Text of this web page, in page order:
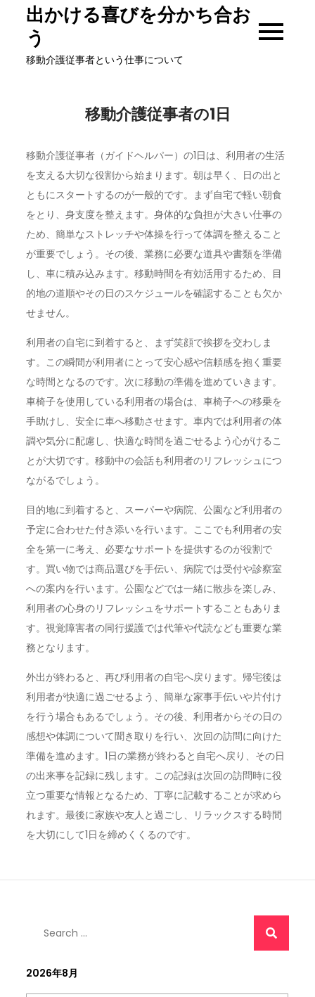
content
出かける喜びを分かち合お
う
移動介護従事者という仕事について
移動介護従事者の1日
移動介護従事者（ガイドヘルパー）の1日は、利用者の生活
を支える大切な役割から始まります。朝は早く、日の出と
ともにスタートするのが一般的です。まず自宅で軽い朝食
をとり、身支度を整えます。身体的な負担が大きい仕事の
ため、簡単なストレッチや体操を行って体調を整えること
が重要でしょう。その後、業務に必要な道具や書類を準備
し、車に積み込みます。移動時間を有効活用するため、目
的地の道順やその日のスケジュールを確認することも欠か
せません。
利用者の自宅に到着すると、まず笑顔で挨拶を交わしま
す。この瞬間が利用者にとって安心感や信頼感を抱く重要
な時間となるのです。次に移動の準備を進めていきます。
車椅子を使用している利用者の場合は、車椅子への移乗を
手助けし、安全に車へ移動させます。車内では利用者の体
調や気分に配慮し、快適な時間を過ごせるよう心がけるこ
とが大切です。移動中の会話も利用者のリフレッシュにつ
ながるでしょう。
目的地に到着すると、スーパーや病院、公園など利用者の
予定に合わせた付き添いを行います。ここでも利用者の安
全を第一に考え、必要なサポートを提供するのが役割で
す。買い物では商品選びを手伝い、病院では受付や診察室
への案内を行います。公園などでは一緒に散歩を楽しみ、
利用者の心身のリフレッシュをサポートすることもありま
す。視覚障害者の同行援護では代筆や代読なども重要な業
務となります。
外出が終わると、再び利用者の自宅へ戻ります。帰宅後は
利用者が快適に過ごせるよう、簡単な家事手伝いや片付け
を行う場合もあるでしょう。その後、利用者からその日の
感想や体調について聞き取りを行い、次回の訪問に向けた
準備を進めます。1日の業務が終わると自宅へ戻り、その日
の出来事を記録に残します。この記録は次回の訪問時に役
立つ重要な情報となるため、丁寧に記載することが求めら
れます。最後に家族や友人と過ごし、リラックスする時間
を大切にして1日を締めくくるのです。
2026年8月